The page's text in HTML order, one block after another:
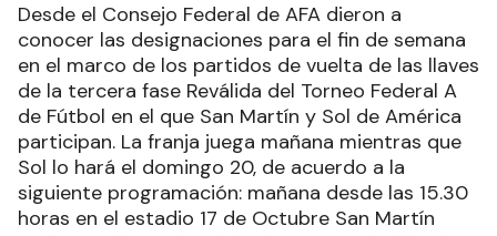
Desde el Consejo Federal de AFA dieron a
conocer las designaciones para el fin de semana
en el marco de los partidos de vuelta de las llaves
de la tercera fase Reválida del Torneo Federal A
de Fútbol en el que San Martín y Sol de América
participan. La franja juega mañana mientras que
Sol lo hará el domingo 20, de acuerdo a la
siguiente programación: mañana desde las 15.30
horas en el estadio 17 de Octubre San Martín